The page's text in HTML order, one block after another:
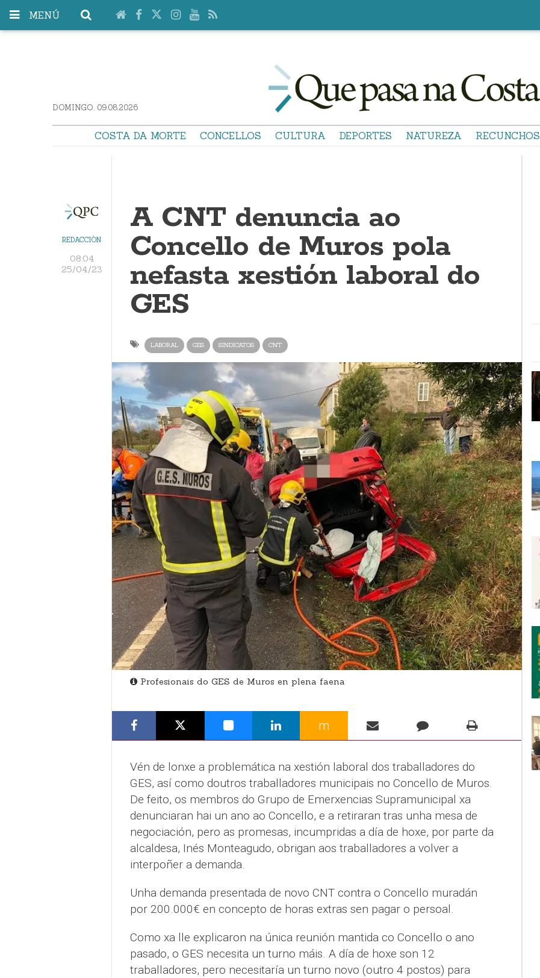
MENÚ
DOMINGO. 09.08.2026
COSTA DA MORTE CONCELLOS CULTURA DEPORTES NATUREZA RECUNCHOS
REDACCIÓN
08:04
25/04/23
A CNT denuncia ao
Concello de Muros pola
nefasta xestión laboral do
GES
LABORAL GES SINDICATOS CNT
Profesionais do GES de Muros en plena faena
m
Vén de lonxe a problemática na xestión laboral dos traballadores do
GES, así como doutros traballadores municipais no Concello de Muros.
De feito, os membros do Grupo de Emerxencias Supramunicipal xa
denunciaran hai un ano ao Concello, e a retiraran tras unha mesa de
negociación, pero as promesas, incumpridas a día de hoxe, por parte da
alcaldesa, Inés Monteagudo, obrigan aos traballadores a volver a
interpoñer a demanda.
Unha demanda presentada de novo CNT contra o Concello muradán
por 200.000€ en concepto de horas extras sen pagar o persoal.
Como xa lle explicaron na única reunión mantida co Concello o ano
pasado, o GES necesita un turno máis. A día de hoxe son 12
traballadores, pero necesitaría un turno novo (outro 4 postos) para